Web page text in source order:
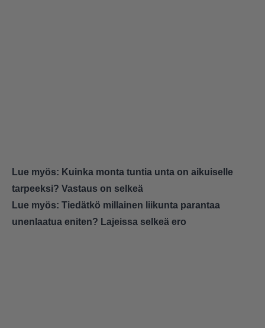
Lue myös: Kuinka monta tuntia unta on aikuiselle
tarpeeksi? Vastaus on selkeä
Lue myös: Tiedätkö millainen liikunta parantaa
unenlaatua eniten? Lajeissa selkeä ero